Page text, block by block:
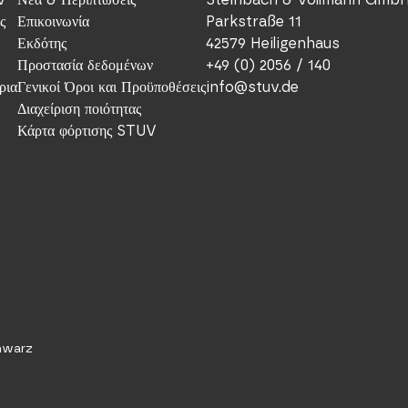
Επικοινωνία
Εκδότης
Προστασία δεδομένων
Γενικοί Όροι και Προϋποθέσεις
Διαχείριση ποιότητας
Κάρτα φόρτισης STUV
Parkstraße 11
42579 Heiligenhaus
+49 (0) 2056 / 140
info@stuv.de